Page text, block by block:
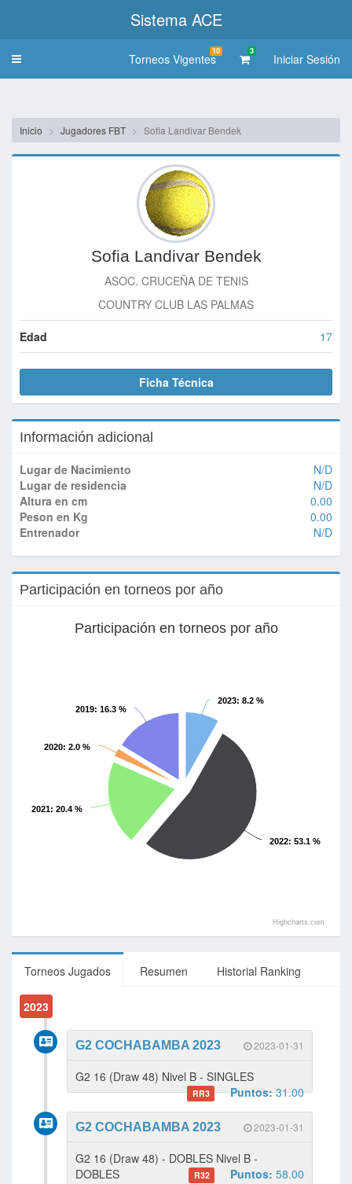
Sistema ACE
Toggle
Torneos Vigentes
10 3
Iniciar Sesión
Inicio Jugadores FBT Sofia Landivar Bendek
Sofia Landivar Bendek
ASOC. CRUCEÑA DE TENIS
COUNTRY CLUB LAS PALMAS
Edad 17
Ficha Técnica
Información adicional
Lugar de Nacimiento
N/D
Lugar de residencia
N/D
Altura en cm
0.00
Peson en Kg
0.00
Entrenador
N/D
Participación en torneos por año
Participación en torneos por año
2023: 8.2 %
2022: 53.1 %
2021: 20.4 %
2020: 2.0 %
2019: 16.3 %
Highcharts.com
Torneos Jugados Resumen Historial Ranking
2023
2023-01-31
G2 COCHABAMBA 2023
G2 16 (Draw 48) Nivel B - SINGLES
RR3 Puntos:31.00
2023-01-31
G2 COCHABAMBA 2023
G2 16 (Draw 48) - DOBLES Nivel B -
DOBLES
R32 Puntos: 58.00